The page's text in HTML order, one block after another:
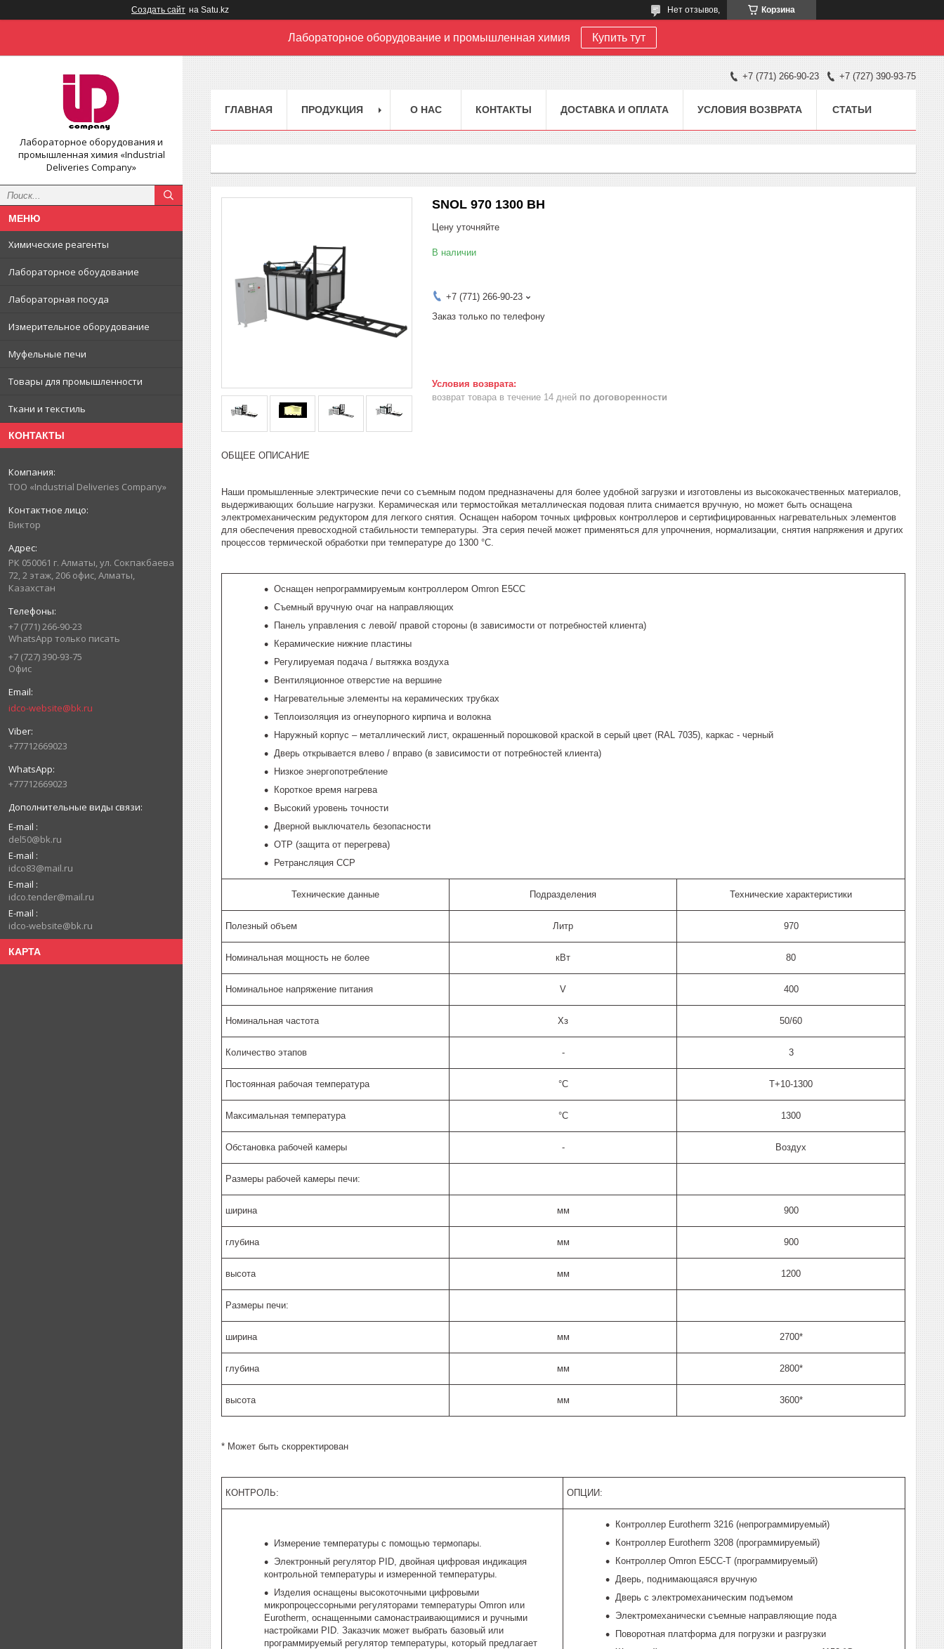
Создать сайт на Satu.kz Корзина
Нет отзывов,
Лабораторное оборудование и промышленная химия Купить тут
Лабораторное оборудования и
промышленная химия «Industrial
Deliveries Company»
Химические реагенты
Лабораторное обоудование
Лабораторная посуда
Измерительное оборудование
Муфельные печи
Товары для промышленности
Ткани и текстиль
КОНТАКТЫ
ТОО «Industrial Deliveries Company»
Виктор
РК 050061 г. Алматы, ул. Сокпакбаева
72, 2 этаж, 206 офис, Алматы,
Казахстан
+7 (771) 266-90-23
WhatsApp только писать
+7 (727) 390-93-75
Офис
idco-website@bk.ru
+77712669023
+77712669023
E-mail
del50@bk.ru
E-mail
idco83@mail.ru
E-mail
idco.tender@mail.ru
E-mail
idco-website@bk.ru
КАРТА
+7 (771) 266-90-23 +7 (727) 390-93-75
ГЛАВНАЯ ПРОДУКЦИЯ О НАС КОНТАКТЫ ДОСТАВКА И ОПЛАТА УСЛОВИЯ ВОЗВРАТА СТАТЬИ
SNOL 970 1300 BH
Цену уточняйте
В наличии
+7 (771) 266-90-23
Заказ только по телефону
возврат товара в течение 14 дней по договоренности
ОБЩЕЕ ОПИСАНИЕ
Наши промышленные электрические печи со съемным подом предназначены для более удобной загрузки и изготовлены из высококачественных материалов,
выдерживающих большие нагрузки. Керамическая или термостойкая металлическая подовая плита снимается вручную, но может быть оснащена
электромеханическим редуктором для легкого снятия. Оснащен набором точных цифровых контроллеров и сертифицированных нагревательных элементов
для обеспечения превосходной стабильности температуры. Эта серия печей может применяться для упрочнения, нормализации, снятия напряжения и других
процессов термической обработки при температуре до 1300 °C.
Оснащен непрограммируемым контроллером Omron E5CC
Съемный вручную очаг на направляющих
Панель управления с левой/ правой стороны (в зависимости от потребностей клиента)
Керамические нижние пластины
Регулируемая подача / вытяжка воздуха
Вентиляционное отверстие на вершине
Нагревательные элементы на керамических трубках
Теплоизоляция из огнеупорного кирпича и волокна
Наружный корпус – металлический лист, окрашенный порошковой краской в серый цвет (RAL 7035), каркас - черный
Дверь открывается влево / вправо (в зависимости от потребностей клиента)
Низкое энергопотребление
Короткое время нагрева
Высокий уровень точности
Дверной выключатель безопасности
OTP (защита от перегрева)
Ретрансляция ССР
Технические данные Подразделения Технические характеристики
Полезный объем Литр 970
Номинальная мощность не более кВт 80
Номинальное напряжение питания V 400
Номинальная частота Хз 50/60
Количество этапов - 3
Постоянная рабочая температура °C T+10-1300
Максимальная температура °C 1300
Обстановка рабочей камеры - Воздух
Размеры рабочей камеры печи:
ширина мм 900
глубина мм 900
высота мм 1200
Размеры печи:
ширина мм 2700*
глубина мм 2800*
высота мм 3600*
* Может быть скорректирован
КОНТРОЛЬ: ОПЦИИ:
Измерение температуры с помощью термопары.
Электронный регулятор PID, двойная цифровая индикация
контрольной температуры и измеренной температуры.
Изделия оснащены высокоточными цифровыми
микропроцессорными регуляторами температуры Omron или
Eurotherm, оснащенными самонастраивающимися и ручными
настройками PID. Заказчик может выбрать базовый или
программируемый регулятор температуры, который предлагает
Контроллер Eurotherm 3216 (непрограммируемый)
Контроллер Eurotherm 3208 (программируемый)
Контроллер Omron E5CC-T (программируемый)
Дверь, поднимающаяся вручную
Дверь с электромеханическим подъемом
Электромеханически съемные направляющие пода
Поворотная платформа для погрузки и разгрузки